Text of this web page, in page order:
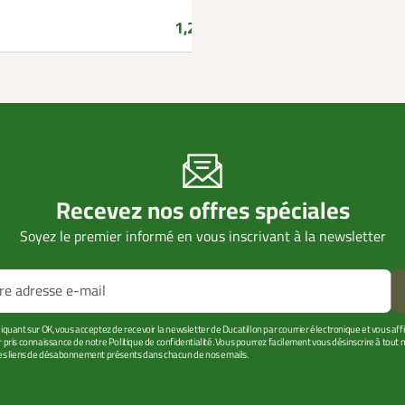
Prix
1,20 €
Recevez nos offres spéciales
Soyez le premier informé en vous inscrivant à la newsletter
sur OK, vous acceptez de recevoir la newsletter de Ducatillon par courrier électronique et vous
pris connaissance de notre Politique de confidentialité. Vous pourrez facilement vous désinscrire à tout
liens de désabonnement présents dans chacun de nos emails.